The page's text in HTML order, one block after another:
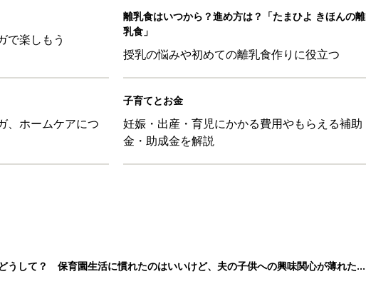
で楽しもう
離乳食はいつから？進め方は？「たまひよ きほんの離
乳食」
授乳の悩みや初めての離乳食作りに役立つ
、ホームケアにつ
子育てとお金
妊娠・出産・育児にかかる費用やもらえる補助
金・助成金を解説
うして？ 保育園生活に慣れたのはいいけど、夫の子供への興味関心が薄れた気
ふう子育て ＃91』